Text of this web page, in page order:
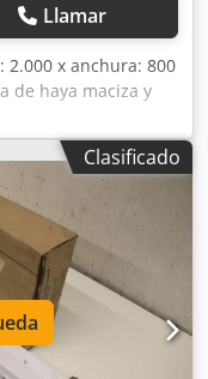
Llamar
2.000 x anchura: 800
de haya maciza y
Dwjdpfx Ajzrfn
32 kg
Clasificado